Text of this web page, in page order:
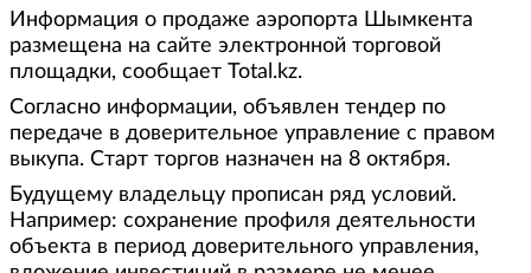
Информация о продаже аэропорта Шымкента
размещена на сайте электронной торговой
площадки, сообщает Total.kz.
Согласно информации, объявлен тендер по
передаче в доверительное управление с правом
выкупа. Старт торгов назначен на 8 октября.
Будущему владельцу прописан ряд условий.
Например: сохранение профиля деятельности
объекта в период доверительного управления,